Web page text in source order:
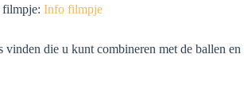
filmpje: Info filmpje
die u kunt combineren met de ballen en